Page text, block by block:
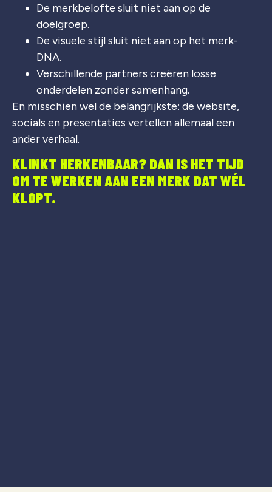
De merkbelofte sluit niet aan op de
doelgroep.
De visuele stijl sluit niet aan op het merk-
DNA.
Verschillende partners creëren losse
onderdelen zonder samenhang.
En misschien wel de belangrijkste: de website,
socials en presentaties vertellen allemaal een
ander verhaal.
KLINKT HERKENBAAR? DAN IS HET TIJD
OM TE WERKEN AAN EEN MERK DAT WÉL
KLOPT.